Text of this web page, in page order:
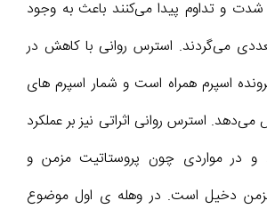
و تداوم پیدا می­‌کنند باعث به وجود
می‌گردند. استرس روانی با کاهش در
اسپرم همراه است و شمار اسپرم های
می‌دهد. استرس روانی اثراتی نیز بر عملکرد
و در مواردی چون پروستاتیت مزمن و
دخیل است. در وهله ی اول موضوع